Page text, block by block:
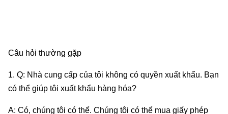
Câu hỏi thường gặp
1. Q: Nhà cung cấp của tôi không có quyền xuất khẩu. Bạn
có thể giúp tôi xuất khẩu hàng hóa?
A: Có, chúng tôi có thể. Chúng tôi có thể mua giấy phép